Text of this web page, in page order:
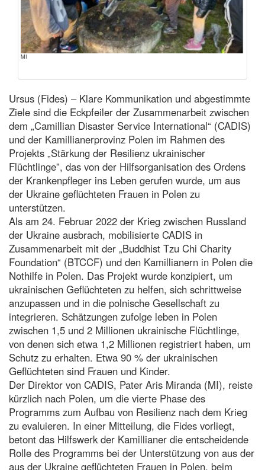
MI
Ursus (Fides) – Klare Kommunikation und abgestimmte
Ziele sind die Eckpfeiler der Zusammenarbeit zwischen
dem „Camillian Disaster Service International“ (CADIS)
und der Kamillianerprovinz Polen im Rahmen des
Projekts „Stärkung der Resilienz ukrainischer
Flüchtlinge”, das von der Hilfsorganisation des Ordens
der Krankenpfleger ins Leben gerufen wurde, um aus
der Ukraine geflüchteten Frauen in Polen zu
unterstützen.
Als am 24. Februar 2022 der Krieg zwischen Russland
der Ukraine ausbrach, mobilisierte CADIS in
Zusammenarbeit mit der „Buddhist Tzu Chi Charity
Foundation“ (BTCCF) und den Kamillianern in Polen die
Nothilfe in Polen. Das Projekt wurde konzipiert, um
ukrainischen Geflüchteten zu helfen, sich schrittweise
anzupassen und in die polnische Gesellschaft zu
integrieren. Schätzungen zufolge leben in Polen
zwischen 1,5 und 2 Millionen ukrainische Flüchtlinge,
von denen sich etwa 1,2 Millionen registriert haben, um
Schutz zu erhalten. Etwa 90 % der ukrainischen
Geflüchteten sind Frauen und Kinder.
Der Direktor von CADIS, Pater Aris Miranda (MI), reiste
kürzlich nach Polen, um die vierte Phase des
Programms zum Aufbau von Resilienz nach dem Krieg
zu evaluieren. In einer Mitteilung, die Fides vorliegt,
betont das Hilfswerk der Kamillianer die entscheidende
Rolle des Programms bei der Unterstützung von aus der
aus der Ukraine geflüchteten Frauen in Polen, beim